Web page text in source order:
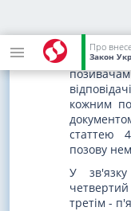
Закон
"У разі
кожним
статтею
позову
У
третім -